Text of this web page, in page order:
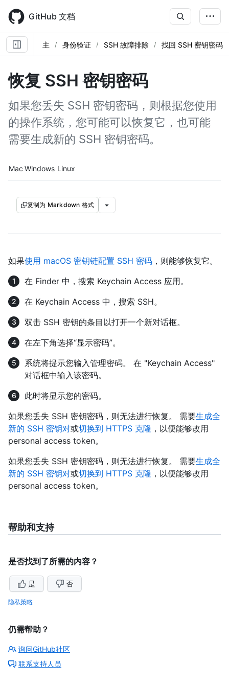
main
content
GitHub 文档
主 身份验证 SSH 故障排除 找回 SSH 密钥密码
恢复 SSH 密钥密码
如果您丢失 SSH 密钥密码，则根据您使用
的操作系统，您可能可以恢复它，也可能
需要生成新的 SSH 密钥密码。
Platform navigation
Mac Windows Linux
复制为 Markdown 格式
如果使用 macOS 密钥链配置 SSH 密码 ，则能够恢复它。
在 Finder 中，搜索 Keychain Access 应用。
在 Keychain Access 中，搜索 SSH。
双击 SSH 密钥的条目以打开一个新对话框。
在左下角选择“显示密码”。
系统将提示您输入管理密码。 在 "Keychain Access"
对话框中输入该密码。
此时将显示您的密码。
如果您丢失 SSH 密钥密码，则无法进行恢复。 需要生成全
新的 SSH 密钥对或切换到 HTTPS 克隆 ，以便能够改用
personal access token。
如果您丢失 SSH 密钥密码，则无法进行恢复。 需要生成全
新的 SSH 密钥对或切换到 HTTPS 克隆 ，以便能够改用
personal access token。
帮助和支持
是否找到了所需的内容？
是 否
隐私策略
仍需帮助？
询问GitHub社区
联系支持人员